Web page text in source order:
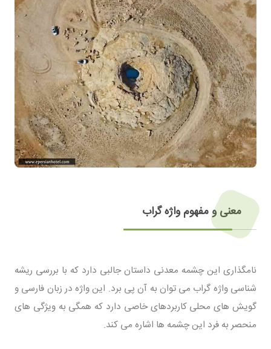
معنی و مفهوم واژه گراب
نامگذاری این چشمه معدنی داستان جالبی دارد که با بررسی ریشه
شناسی واژه گراب می توان به آن پی برد. این واژه در زبان فارسی و
گویش های محلی کاربردهای خاصی دارد که همگی به ویژگی های
منحصر به فرد این چشمه ها اشاره می کند.